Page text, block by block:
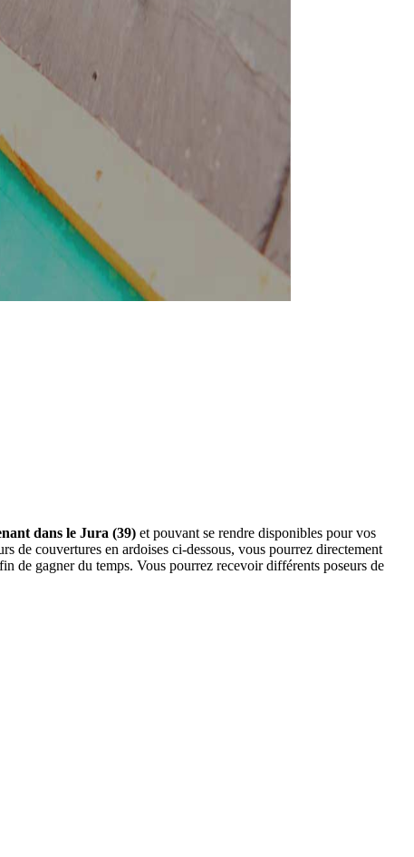
dans le Jura (39) et pouvant se rendre disponibles pour vos
de couvertures en ardoises ci-dessous, vous pourrez directement
de gagner du temps. Vous pourrez recevoir différents poseurs de